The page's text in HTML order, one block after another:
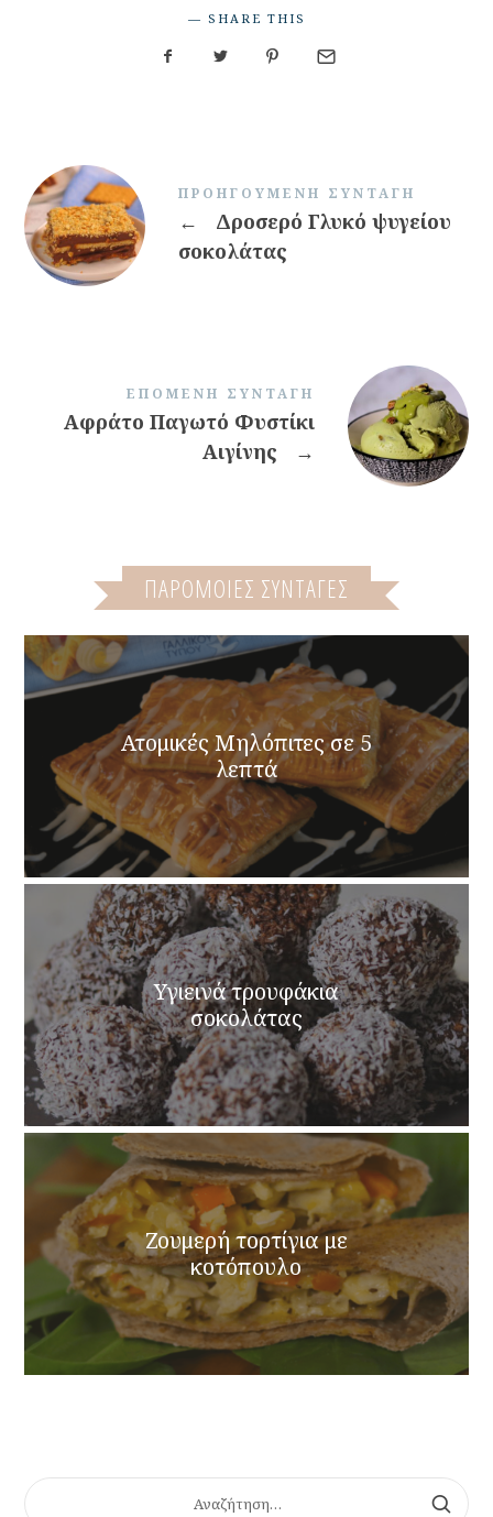
SHARE THIS
ΠΡΟΗΓΟΎΜΕΝΗ ΣΥΝΤΑΓΉ
←
Δροσερό Γλυκό ψυγείου
σοκολάτας
ΕΠΌΜΕΝΗ ΣΥΝΤΑΓΉ
Αφράτο Παγωτό Φυστίκι
Αιγίνης
→
ΠΑΡΌΜΟΙΕΣ ΣΥΝΤΑΓΈΣ
Ατομικές Μηλόπιτες σε 5
λεπτά
Υγιεινά τρουφάκια
σοκολάτας
Ζουμερή τορτίγια με
κοτόπουλο
ΑΝΑΖΉΤΗΣΗ